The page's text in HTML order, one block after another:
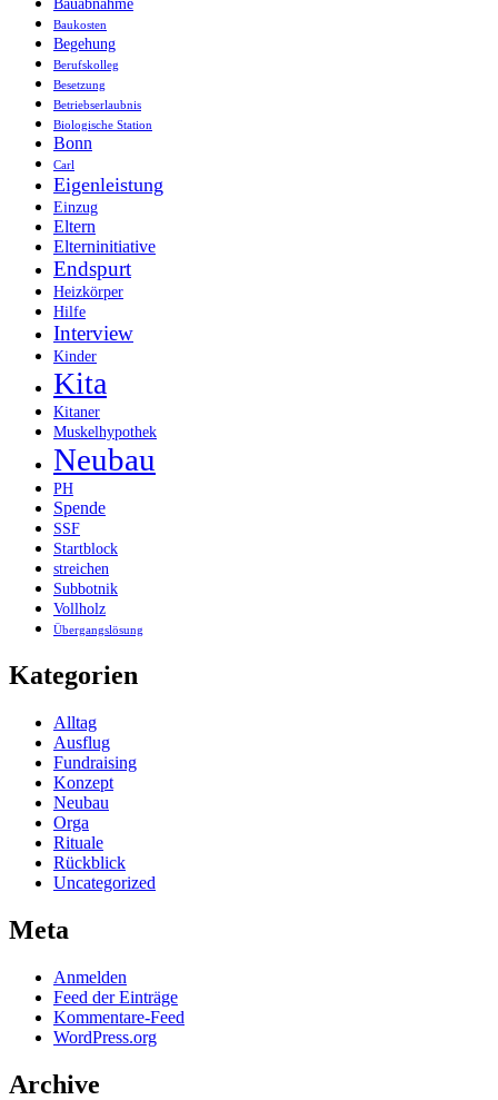
Bauabnahme
Baukosten
Begehung
Berufskolleg
Besetzung
Betriebserlaubnis
Biologische Station
Bonn
Carl
Eigenleistung
Einzug
Eltern
Elterninitiative
Endspurt
Heizkörper
Hilfe
Interview
Kinder
Kita
Kitaner
Muskelhypothek
Neubau
PH
Spende
SSF
Startblock
streichen
Subbotnik
Vollholz
Übergangslösung
Kategorien
Alltag
Ausflug
Fundraising
Konzept
Neubau
Orga
Rituale
Rückblick
Uncategorized
Meta
Anmelden
Feed der Einträge
Kommentare-Feed
WordPress.org
Archive